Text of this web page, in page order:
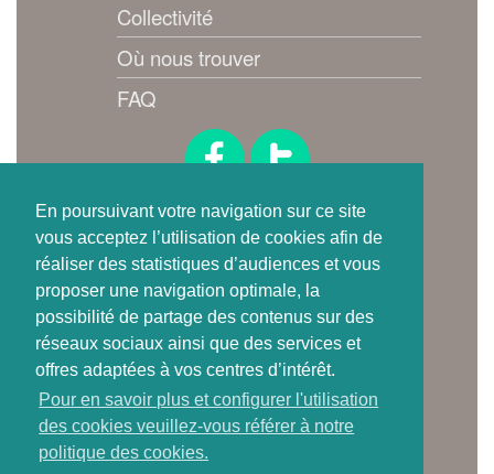
En poursuivant votre navigation sur ce site
vous acceptez l’utilisation de cookies afin de
réaliser des statistiques d’audiences et vous
proposer une navigation optimale, la
possibilité de partage des contenus sur des
réseaux sociaux ainsi que des services et
offres adaptées à vos centres d’intérêt.
Pour en savoir plus et configurer l'utilisation
des cookies veuillez-vous référer à notre
politique des cookies.
Collectivité
Où nous trouver
FAQ
Suivez-nous !
Où trouver
une carte de tri ?